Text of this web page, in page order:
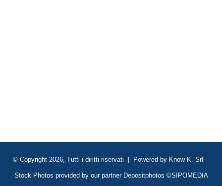
© Copyright 2026, Tutti i diritti riservati | Powered by Know K. Srl --
Stock Photos provided by our partner Depositphotos ©SIPOMEDIA